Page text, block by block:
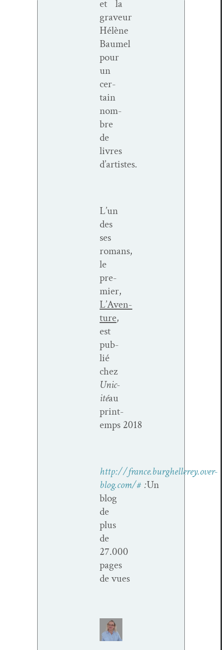
et la
graveur
Hélène
Baumel
pour
un
cer­
tain
nom­
bre
de
livres
d’artistes.
L’un
des
ses
romans,
le
pre­
mier,
L’Aven­
ture,
est
pub­
lié
chez
Unic­
itéau
print­
emps 2018
http://france.burghellerey.over-
blog.com/# :Un
blog
de
plus
de
27.000
pages
de vues